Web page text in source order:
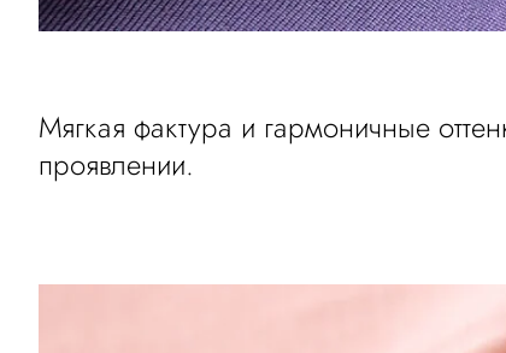
Мягкая фактура и гармоничные
проявлении.